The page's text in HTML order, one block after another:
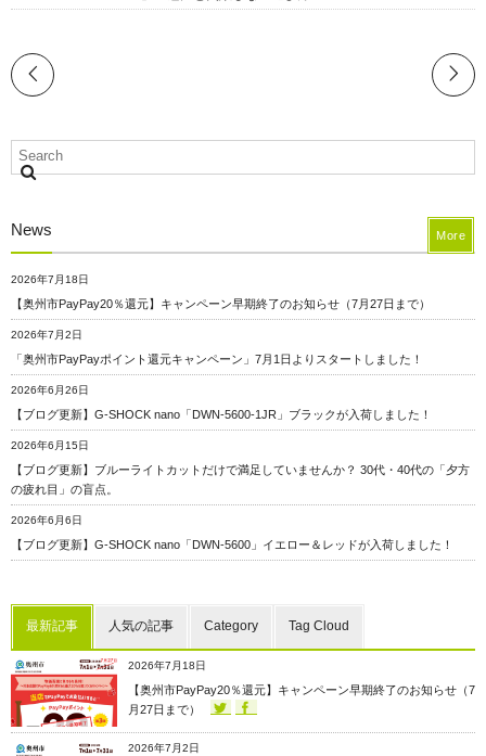
News
2026年7月18日
【奥州市PayPay20％還元】キャンペーン早期終了のお知らせ（7月27日まで）
2026年7月2日
「奥州市PayPayポイント還元キャンペーン」7月1日よりスタートしました！
2026年6月26日
【ブログ更新】G-SHOCK nano「DWN-5600-1JR」ブラックが入荷しました！
2026年6月15日
【ブログ更新】ブルーライトカットだけで満足していませんか？ 30代・40代の「夕方
の疲れ目」の盲点。
2026年6月6日
【ブログ更新】G-SHOCK nano「DWN-5600」イエロー＆レッドが入荷しました！
More
最新記事 人気の記事 Category Tag Cloud
2026年7月18日
【奥州市PayPay20％還元】キャンペーン早期終了のお知らせ（7
月27日まで）
2026年7月2日